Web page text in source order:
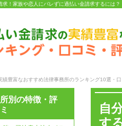
求！家族や恋人にバレずに過払い金請求するには？
績豊富なおすすめ法律事務所のランキング10選・
自
す
別の特徴・評